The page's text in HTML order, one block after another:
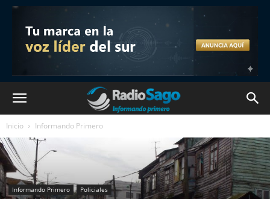
Inicio Informando Primero
Informando Primero Policiales